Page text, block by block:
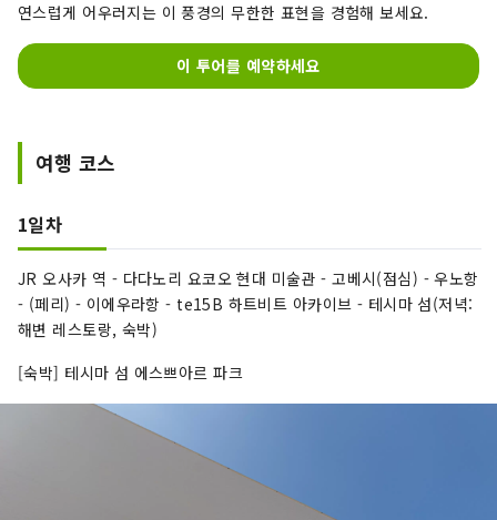
연스럽게 어우러지는 이 풍경의 무한한 표현을 경험해 보세요.
이 투어를 예약하세요
여행 코스
1일차
JR 오사카 역 - 다다노리 요코오 현대 미술관 - 고베시(점심) - 우노항
- (페리) - 이에우라항 - te15B 하트비트 아카이브 - 테시마 섬(저녁:
해변 레스토랑, 숙박)
[숙박] 테시마 섬 에스쁘아르 파크